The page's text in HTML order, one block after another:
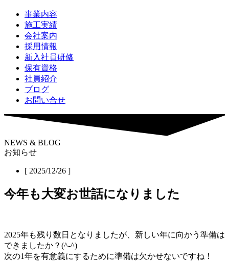
事業内容
施工実績
会社案内
採用情報
新入社員研修
保有資格
社員紹介
ブログ
お問い合せ
NEWS & BLOG
お知らせ
[ 2025/12/26 ]
今年も大変お世話になりました
2025年も残り数日となりましたが、新しい年に向かう準備は
できましたか？(^-^)
次の1年を有意義にするために準備は欠かせないですね！